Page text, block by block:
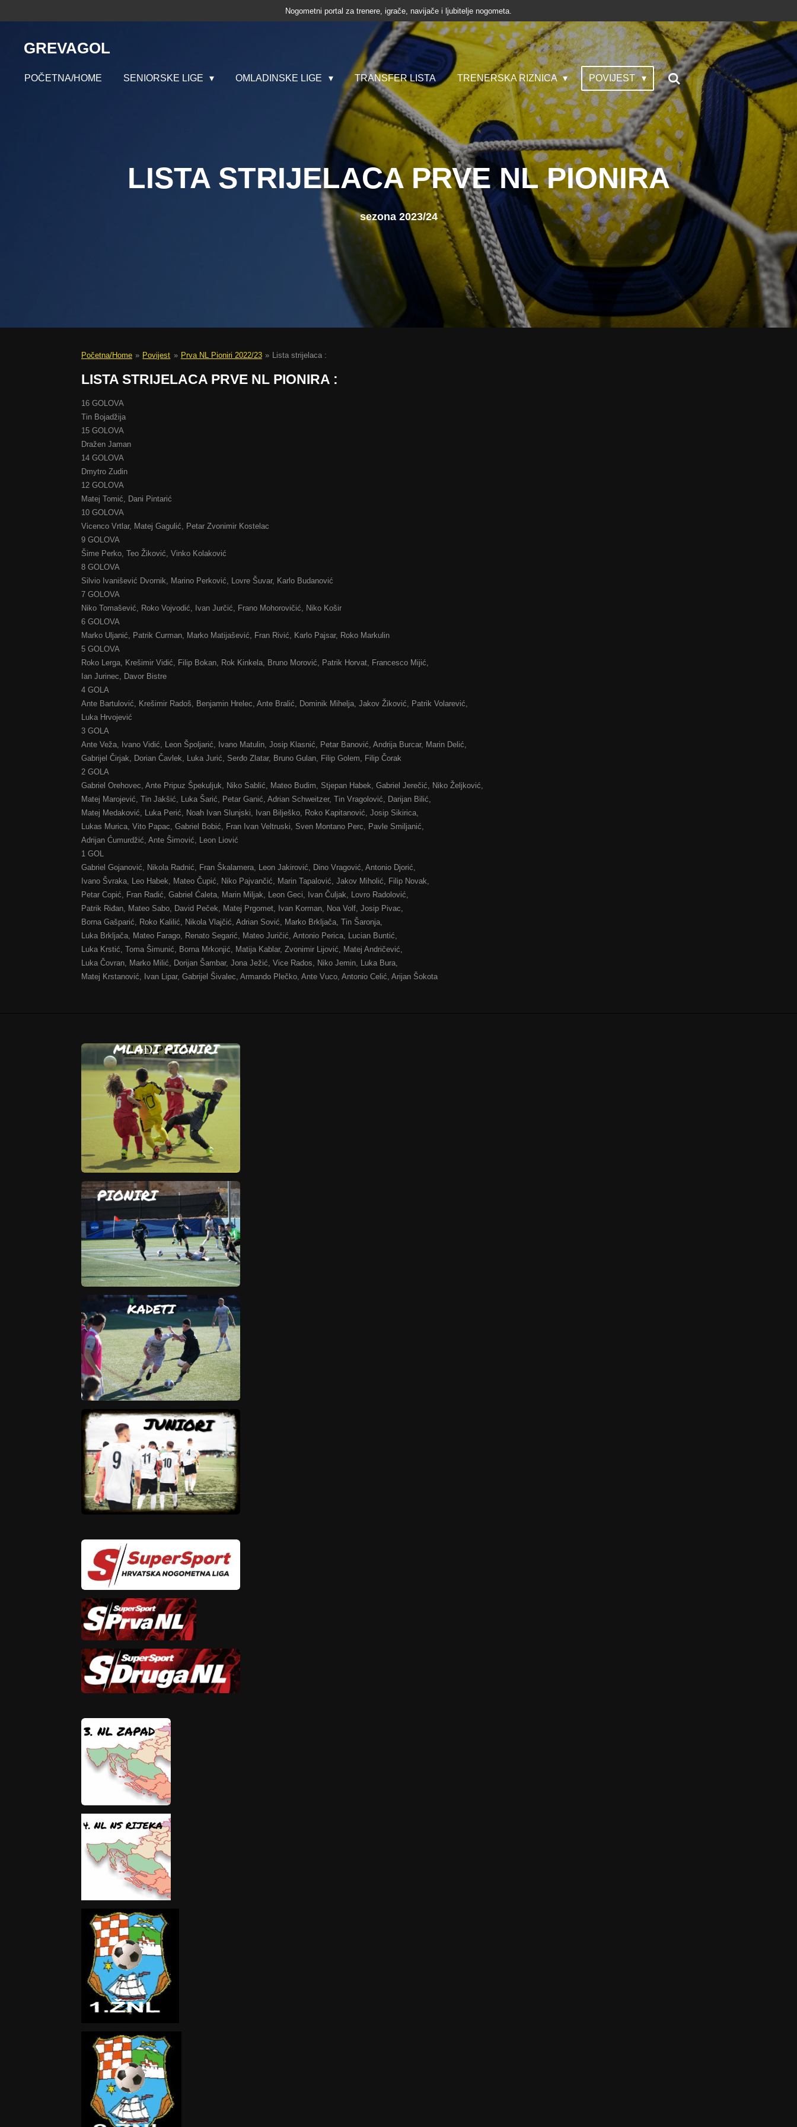
content
Nogometni portal za trenere, igrače, navijače i ljubitelje nogometa.
GREVAGOL
POČETNA/HOME SENIORSKE LIGE OMLADINSKE LIGE TRANSFER LISTA TRENERSKA RIZNICA POVIJEST
LISTA STRIJELACA PRVE NL PIONIRA
sezona 2023/24
Početna/Home » Povijest » Prva NL Pioniri 2022/23 » Lista strijelaca :
LISTA STRIJELACA PRVE NL PIONIRA :
16 GOLOVA
Tin Bojadžija
15 GOLOVA
Dražen Jaman
14 GOLOVA
Dmytro Zudin
12 GOLOVA
Matej Tomić, Dani Pintarić
10 GOLOVA
Vicenco Vrtlar, Matej Gagulić, Petar Zvonimir Kostelac
9 GOLOVA
Šime Perko, Teo Žiković, Vinko Kolaković
8 GOLOVA
Silvio Ivanišević Dvornik, Marino Perković, Lovre Šuvar, Karlo Budanović
7 GOLOVA
Niko Tomašević, Roko Vojvodić, Ivan Jurčić, Frano Mohorovičić, Niko Košir
6 GOLOVA
Marko Uljanić, Patrik Curman, Marko Matijašević, Fran Rivić, Karlo Pajsar, Roko Markulin
5 GOLOVA
Roko Lerga, Krešimir Vidić, Filip Bokan, Rok Kinkela, Bruno Morović, Patrik Horvat, Francesco Mijić,
Ian Jurinec, Davor Bistre
4 GOLA
Ante Bartulović, Krešimir Radoš, Benjamin Hrelec, Ante Bralić, Dominik Mihelja, Jakov Žiković, Patrik Volarević,
Luka Hrvojević
3 GOLA
Ante Veža, Ivano Vidić, Leon Špoljarić, Ivano Matulin, Josip Klasnić, Petar Banović, Andrija Burcar, Marin Delić,
Gabrijel Čirjak, Dorian Čavlek, Luka Jurić, Serđo Zlatar, Bruno Gulan, Filip Golem, Filip Čorak
2 GOLA
Gabriel Orehovec, Ante Pripuz Špekuljuk, Niko Sablić, Mateo Budim, Stjepan Habek, Gabriel Jerečić, Niko Željković,
Matej Marojević, Tin Jakšić, Luka Šarić, Petar Ganić, Adrian Schweitzer, Tin Vragolović, Darijan Bilić,
Matej Medaković, Luka Perić, Noah Ivan Slunjski, Ivan Bilješko, Roko Kapitanović, Josip Sikirica,
Lukas Murica, Vito Papac, Gabriel Bobić, Fran Ivan Veltruski, Sven Montano Perc, Pavle Smiljanić,
Adrijan Ćumurdžić, Ante Šimović, Leon Liović
1 GOL
Gabriel Gojanović, Nikola Radnić, Fran Škalamera, Leon Jakirović, Dino Vragović, Antonio Djorić,
Ivano Švraka, Leo Habek, Mateo Čupić, Niko Pajvančić, Marin Tapalović, Jakov Miholić, Filip Novak,
Petar Copić, Fran Radić, Gabriel Ćaleta, Marin Miljak, Leon Geci, Ivan Čuljak, Lovro Radolović,
Patrik Riđan, Mateo Sabo, David Peček, Matej Prgomet, Ivan Korman, Noa Volf, Josip Pivac,
Borna Gašparić, Roko Kalilić, Nikola Vlajčić, Adrian Sović, Marko Brkljača, Tin Šaronja,
Luka Brkljača, Mateo Farago, Renato Segarić, Mateo Juričić, Antonio Perica, Lucian Buntić,
Luka Krstić, Toma Šimunić, Borna Mrkonjić, Matija Kablar, Zvonimir Lijović, Matej Andričević,
Luka Čovran, Marko Milić, Dorijan Šambar, Jona Ježić, Vice Rados, Niko Jemin, Luka Bura,
Matej Krstanović, Ivan Lipar, Gabrijel Šivalec, Armando Plečko, Ante Vuco, Antonio Celić, Arijan Šokota